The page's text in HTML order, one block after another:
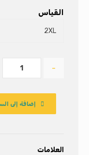
القياس
-
إضافة إلى
العلامات